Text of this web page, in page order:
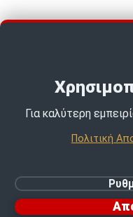
© 2026
Για καλύτερη
Πολιτική